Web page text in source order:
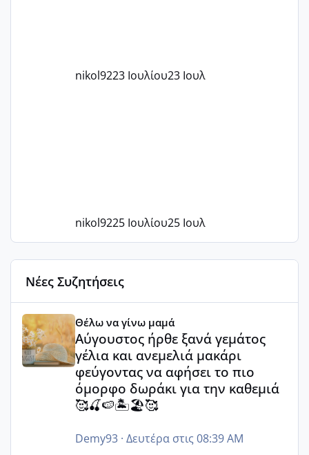
nikol9223 Ιουλίου23 Ιουλ
nikol9225 Ιουλίου25 Ιουλ
Νέες Συζητήσεις
Αύγουστος ήρθε ξανά γεμάτος γέλια και ανεμελιά
Θέλω να γίνω μαμά
Αύγουστος ήρθε ξανά γεμάτος
γέλια και ανεμελιά μακάρι
φεύγοντας να αφήσει το πιο
όμορφο δωράκι για την καθεμιά
🥰🍒🍉🏝️🏖️🥰
Demy93· Δευτέρα στις 08:39 AM